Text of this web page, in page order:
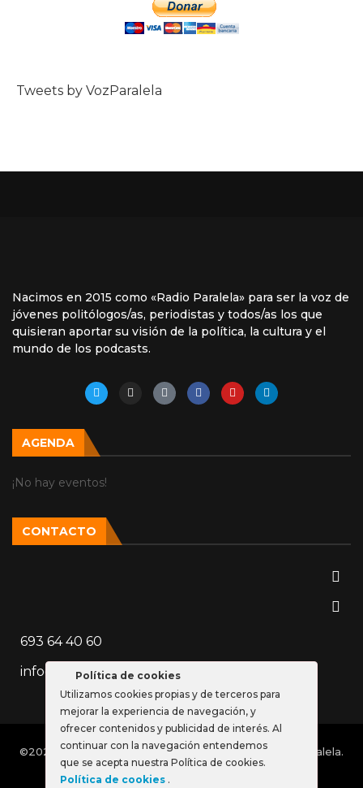
Tweets by VozParalela
Nacimos en 2015 como «Radio Paralela» para ser la voz de
jóvenes politólogos/as, periodistas y todos/as los que
quisieran aportar su visión de la política, la cultura y el
mundo de los podcasts.
AGENDA
¡No hay eventos!
CONTACTO
693 64 40 60
info@vozparalela.es
©2023 Página web diseñada por el equipo de Voz Paralela.
Todos los derechos reservados.
Política de cookies
Utilizamos cookies propias y de terceros para
mejorar la experiencia de navegación, y
ofrecer contenidos y publicidad de interés. Al
continuar con la navegación entendemos
que se acepta nuestra Política de cookies.
Política de cookies .